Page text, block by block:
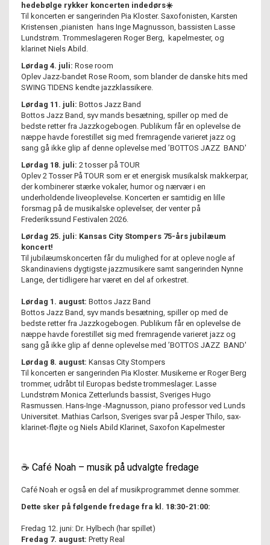
hedebølge rykker koncerten indedørs☀️
Til koncerten er sangerinden Pia Kloster. Saxofonisten, Karsten
Kristensen ,pianisten hans Inge Magnusson, bassisten Lasse
Lundstrøm. Trommeslageren Roger Berg, kapelmester, og
klarinet Niels Abild.
Lørdag 4. juli: Rose room
Oplev Jazz-bandet Rose Room, som blander de danske hits med
SWING TIDENS kendte jazzklassikere.
Lørdag 11. juli: Bottos Jazz Band
Bottos Jazz Band, syv mands besætning, spiller op med de
bedste retter fra Jazzkogebogen. Publikum får en oplevelse de
næppe havde forestillet sig med fremragende varieret jazz og
sang gå ikke glip af denne oplevelse med ’BOTTOS JAZZ BAND'
Lørdag 18. juli: 2 tosser på TOUR
Oplev 2 Tosser På TOUR som er et energisk musikalsk makkerpar,
der kombinerer stærke vokaler, humor og nærvær i en
underholdende liveoplevelse. Koncerten er samtidig en lille
forsmag på de musikalske oplevelser, der venter på
Frederikssund Festivalen 2026.
Lørdag 25. juli: Kansas City Stompers 75-års jubilæum
koncert!
Til jubilæumskoncerten får du mulighed for at opleve nogle af
Skandinaviens dygtigste jazzmusikere samt sangerinden Nynne
Lange, der tidligere har været en del af orkestret.
Lørdag 1. august: Bottos Jazz Band
Bottos Jazz Band, syv mands besætning, spiller op med de
bedste retter fra Jazzkogebogen. Publikum får en oplevelse de
næppe havde forestillet sig med fremragende varieret jazz og
sang gå ikke glip af denne oplevelse med ’BOTTOS JAZZ BAND'
Lørdag 8. august: Kansas City Stompers
Til koncerten er sangerinden Pia Kloster. Musikerne er Roger Berg
trommer, udråbt til Europas bedste trommeslager. Lasse
Lundstrøm Monica Zetterlunds bassist, Sveriges Hugo
Rasmussen. Hans-Inge -Magnusson, piano professor ved Lunds
Universitet. Mathias Carlson, Sveriges svar på Jesper Thilo, sax-
klarinet-fløjte og Niels Abild Klarinet, Saxofon Kapelmester
☕ Café Noah – musik på udvalgte fredage
Café Noah er også en del af musikprogrammet denne sommer.
Dette sker på følgende fredage fra kl. 18:30-21:00:
Fredag 12. juni: Dr. Hylbech (har spillet)
Fredag 7. august: Pretty Real